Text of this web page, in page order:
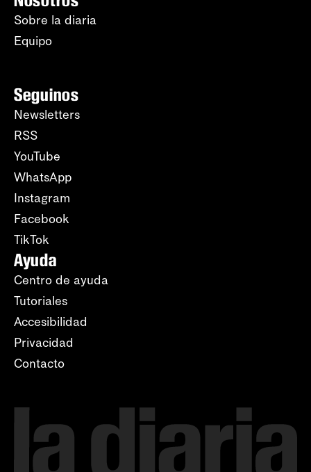
Sobre la diaria
Equipo
Seguinos
Newsletters
RSS
YouTube
WhatsApp
Instagram
Facebook
TikTok
Ayuda
Centro de ayuda
Tutoriales
Accesibilidad
Privacidad
Contacto